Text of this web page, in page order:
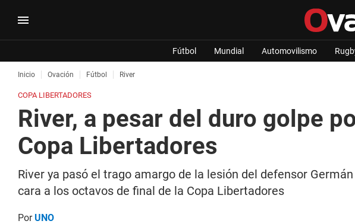
Fútbol Mundial Automovilismo
Inicio Ovación Fútbol River
COPA LIBERTADORES
River, a pesar del duro golpe
Copa Libertadores
River ya pasó el trago amargo de la lesión del defensor
cara a los octavos de final de la Copa Libertadores
PorUNO